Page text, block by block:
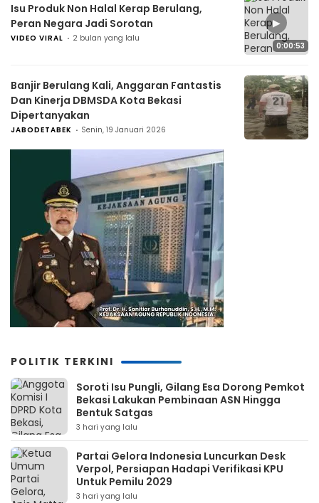
Isu Produk Non Halal Kerap Berulang,
Peran Negara Jadi Sorotan
VIDEO VIRAL 2 bulan yang lalu
▶
0:00:53
Banjir Berulang Kali, Anggaran Fantastis
Dan Kinerja DBMSDA Kota Bekasi
Dipertanyakan
JABODETABEK Senin, 19 Januari 2026
POLITIK TERKINI
Soroti Isu Pungli, Gilang Esa Dorong Pemkot
Bekasi Lakukan Pembinaan ASN Hingga
Bentuk Satgas
3 hari yang lalu
Partai Gelora Indonesia Luncurkan Desk
Verpol, Persiapan Hadapi Verifikasi KPU
Untuk Pemilu 2029
3 hari yang lalu